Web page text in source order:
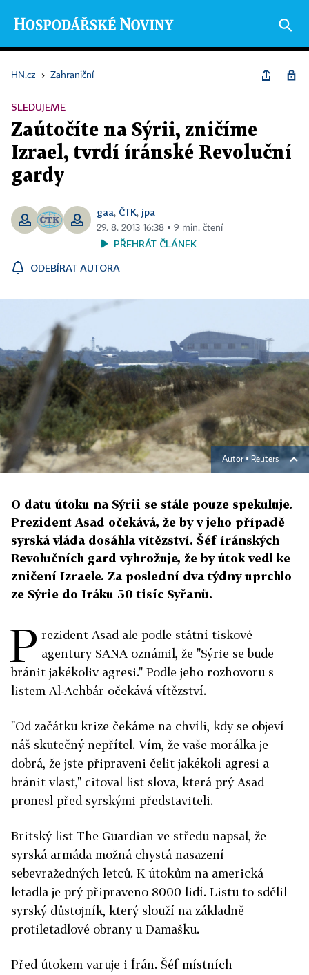
HN.cz › Zahraniční
SLEDUJEME
Zaútočíte na Sýrii, zničíme
Izrael, tvrdí íránské Revoluční
gardy
gaa, ČTK, jpa
29. 8. 2013 16:38 ▪ 9 min. čtení
PŘEHRÁT ČLÁNEK
ODEBÍRAT AUTORA
Autor ▪ Reuters
O datu útoku na Sýrii se stále pouze spekuluje.
Prezident Asad očekává, že by v jeho případě
syrská vláda dosáhla vítězství. Šéf íránských
Revolučních gard vyhrožuje, že by útok vedl ke
zničení Izraele. Za poslední dva týdny uprchlo
ze Sýrie do Iráku 50 tisíc Syřanů.
P rezident Asad ale podle státní tiskové
agentury SANA oznámil, že "Sýrie se bude
bránit jakékoliv agresi." Podle jeho rozhovoru s
listem Al-Achbár očekává vítězství.
"Od začátku krize čekáme na chvíli, kdy se objeví
náš skutečný nepřítel. Vím, že vaše morálka je
dobrá, že jste připraveni čelit jakékoli agresi a
bránit vlast," citoval list slova, která prý Asad
pronesl před syrskými představiteli.
Britský list The Guardian ve středu napsal, že
syrská armáda možná chystá nasazení
sebevražedných letců. K útokům na americká
letadla je prý připraveno 8000 lidí. Listu to sdělil
syrský důstojník, který slouží na základně
protiletadlové obrany u Damašku.
Před útokem varuje i Írán. Šéf místních